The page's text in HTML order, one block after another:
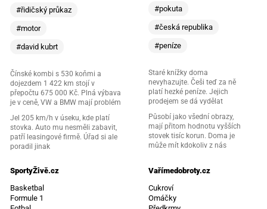
#řidičský průkaz
#motor
#david kubrt
Čínské kombi s 530 koňmi a
dojezdem 1 422 km stojí v
přepočtu 675 000 Kč. Plná výbava
je v ceně, VW a BMW mají problém
Jel 205 km/h v úseku, kde platí
stovka. Auto mu nesměli zabavit,
patří leasingové firmě. Úřad si ale
poradil jinak
#pokuta
#česká republika
#peníze
Staré knížky doma
nevyhazujte. Češi teď za ně
platí hezké peníze. Jejich
prodejem se dá vydělat
Působí jako všední obrazy,
mají přitom hodnotu vyšších
stovek tisíc korun. Doma je
může mít kdokoliv z nás
SportyŽivě.cz
Basketbal
Formule 1
Vařímedobroty.cz
Cukroví
Omáčky